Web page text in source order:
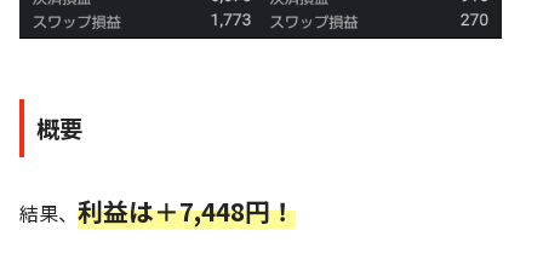
概要
結果、 利益は＋7,448円！